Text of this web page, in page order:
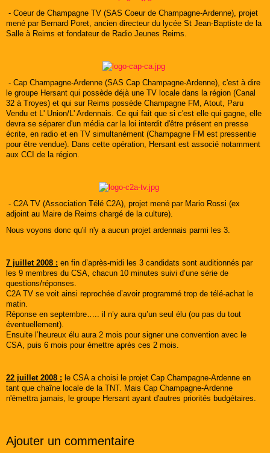
- Coeur de Champagne TV (SAS Coeur de Champagne-Ardenne), projet
mené par Bernard Poret, ancien directeur du lycée St Jean-Baptiste de la
Salle à Reims et fondateur de Radio Jeunes Reims.
- Cap Champagne-Ardenne (SAS Cap Champagne-Ardenne), c'est à dire
le groupe Hersant qui possède déjà une TV locale dans la région (Canal
32 à Troyes) et qui sur Reims possède Champagne FM, Atout, Paru
Vendu et L' Union/L' Ardennais. Ce qui fait que si c'est elle qui gagne, elle
devra se séparer d'un média car la loi interdit d'être présent en presse
écrite, en radio et en TV simultanément (Champagne FM est pressentie
pour être vendue). Dans cette opération, Hersant est associé notamment
aux CCI de la région.
- C2A TV (Association Télé C2A), projet mené par Mario Rossi (ex
adjoint au Maire de Reims chargé de la culture).
Nous voyons donc qu'il n'y a aucun projet ardennais parmi les 3.
7 juillet 2008 : en fin d’après-midi les 3 candidats sont auditionnés par
les 9 membres du CSA, chacun 10 minutes suivi d’une série de
questions/réponses.
C2A TV se voit ainsi reprochée d’avoir programmé trop de télé-achat le
matin.
Réponse en septembre….. il n’y aura qu’un seul élu (ou pas du tout
éventuellement).
Ensuite l’heureux élu aura 2 mois pour signer une convention avec le
CSA, puis 6 mois pour émettre après ces 2 mois.
22 juillet 2008 : le CSA a choisi le projet Cap Champagne-Ardenne en
tant que chaîne locale de la TNT. Mais Cap Champagne-Ardenne
n'émettra jamais, le groupe Hersant ayant d'autres priorités budgétaires.
Ajouter un commentaire